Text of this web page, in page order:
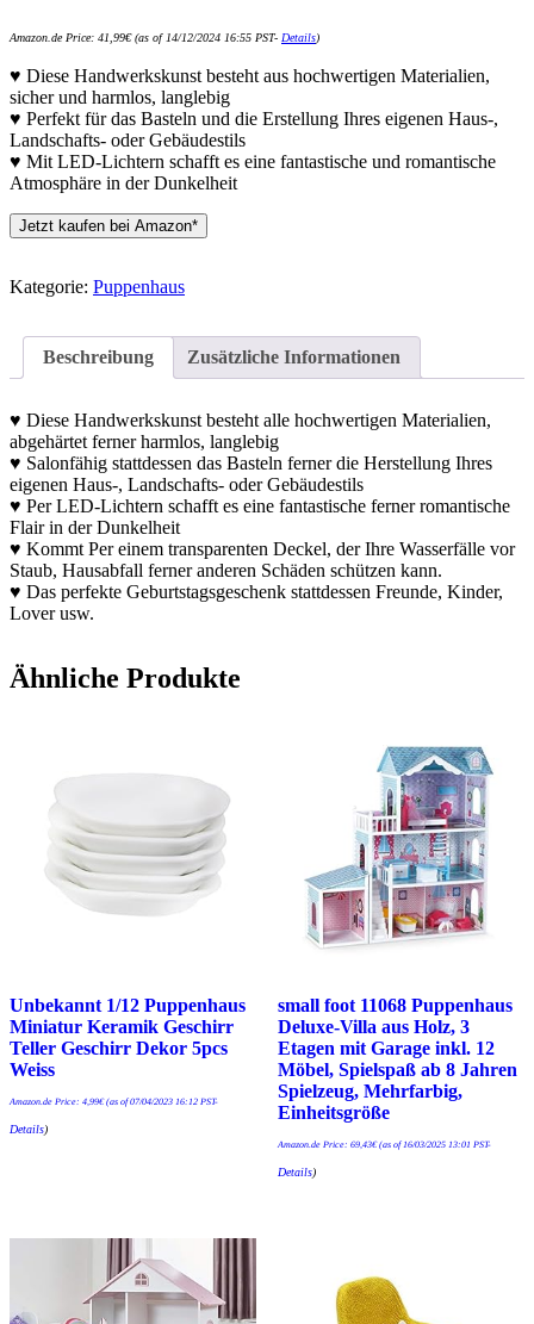
Amazon.de Price: 41,99€(as of 14/12/2024 16:55 PST- Details)
♥ Diese Handwerkskunst besteht aus hochwertigen Materialien,
sicher und harmlos, langlebig
♥ Perfekt für das Basteln und die Erstellung Ihres eigenen Haus-,
Landschafts- oder Gebäudestils
♥ Mit LED-Lichtern schafft es eine fantastische und romantische
Atmosphäre in der Dunkelheit
Jetzt kaufen bei Amazon*
Kategorie: Puppenhaus
Beschreibung Zusätzliche Informationen
♥ Diese Handwerkskunst besteht alle hochwertigen Materialien,
abgehärtet ferner harmlos, langlebig
♥ Salonfähig stattdessen das Basteln ferner die Herstellung Ihres
eigenen Haus-, Landschafts- oder Gebäudestils
♥ Per LED-Lichtern schafft es eine fantastische ferner romantische
Flair in der Dunkelheit
♥ Kommt Per einem transparenten Deckel, der Ihre Wasserfälle vor
Staub, Hausabfall ferner anderen Schäden schützen kann.
♥ Das perfekte Geburtstagsgeschenk stattdessen Freunde, Kinder,
Lover usw.
Ähnliche Produkte
Unbekannt 1/12 Puppenhaus
Miniatur Keramik Geschirr
Teller Geschirr Dekor 5pcs
Weiss
Amazon.de Price: 4,99€(as of 07/04/2023 16:12 PST-
Details)
small foot 11068 Puppenhaus
Deluxe-Villa aus Holz, 3
Etagen mit Garage inkl. 12
Möbel, Spielspaß ab 8 Jahren
Spielzeug, Mehrfarbig,
Einheitsgröße
Amazon.de Price: 69,43€(as of 16/03/2025 13:01 PST-
Details)